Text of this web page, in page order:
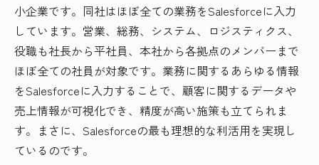
小企業です。同社はほぼ全ての業務をSalesforceに入力
しています。営業、総務、システム、ロジスティクス、
役職も社長から平社員、本社から各拠点のメンバーまで
ほぼ全ての社員が対象です。業務に関するあらゆる情報
をSalesforceに入力することで、顧客に関するデータや
売上情報が可視化でき、精度が高い施策も立てられま
す。まさに、Salesforceの最も理想的な利活用を実現し
ているのです。